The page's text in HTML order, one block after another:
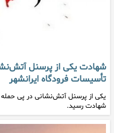
شهادت یکی از پرسنل
تأسیسات فرودگاه ایرانشهر
یکی از پرسنل آتش‌نشانی در پی حمله
شهادت رسید.